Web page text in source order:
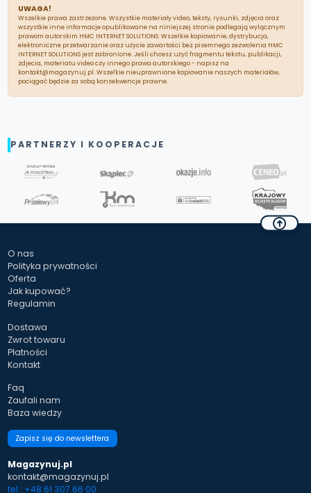
UWAGA!
Wszelkie prawa zastrzeżone. Wszystkie materiały video, teksty, rysunki, zdjęcia oraz
wszystkie inne informacje opublikowane na niniejszej stronie podlegają wylącznym
prawom autorskim HMC INTERNET SOLUTIONS. Wszelkie kopiowanie, dystrybucja,
elektroniczne przetwarzanie oraz użycie zawartości bez pisemnego zezwolenia HMC
INTERNET SOLUTIONS jest zabronione. Jeśli chcesz użyć fragmentu tekstu, publikacji,
zdjecia, materiatu video czy innego prawa autorskiego - napisz na
kontakt@magazynuj.pl. Wszeľkie nieuprawnione kopiowanie naszych materiałów,
pociągać będzie za sobą konsekwencje prawne.
PARTNERZY I KOOPERACJE
O nas
Polityka prywatności
Oferta
Jak kupować?
Regulamin
Dostawa
Zwrot towaru
Płatności
Kontakt
Faq
Zaufali nam
Baza wiedzy
Zapisz się do newslettera
Magazynuj.pl
kontakt@magazynuj.pl
tel.: +48 61 307 66 00